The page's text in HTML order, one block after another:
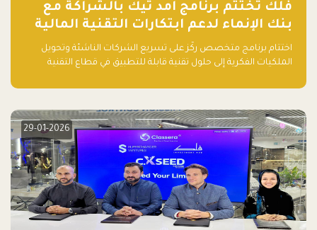
فلك تختتم برنامج امد تيك بالشراكة مع
بنك الإنماء لدعم ابتكارات التقنية المالية
اختتام برنامج متخصص ركّز على تسريع الشركات الناشئة وتحويل
الملكيات الفكرية إلى حلول تقنية قابلة للتطبيق في قطاع التقنية
29-01-2026